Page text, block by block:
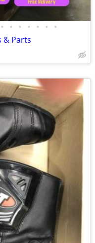
• • • • • • •
& Parts